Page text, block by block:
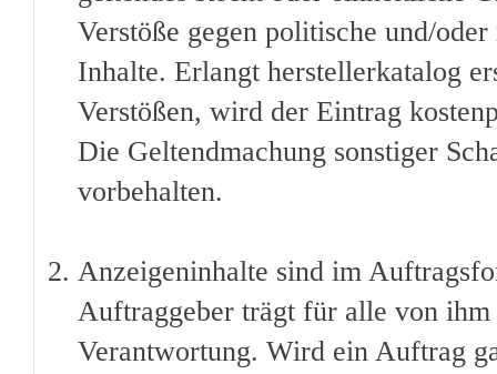
Verstöße gegen politische und/
Inhalte. Erlangt herstellerkatalog
Verstößen, wird der Eintrag
Die Geltendmachung sonstiger
vorbehalten.
Anzeigeninhalte sind im
Auftraggeber trägt für alle von
Verantwortung. Wird ein Auftrag